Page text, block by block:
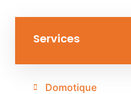
Services
Domotique